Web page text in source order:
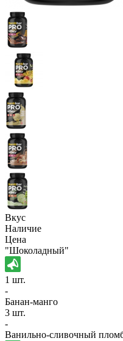
Вкус
Наличие
Цена
"Шоколадный"
1 шт.
-
Банан-манго
3 шт.
-
Ванильно-сливочный